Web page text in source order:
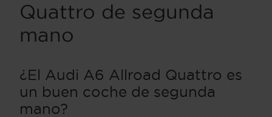
Quattro de segunda
mano
¿El Audi A6 Allroad Quattro es
un buen coche de segunda
mano?